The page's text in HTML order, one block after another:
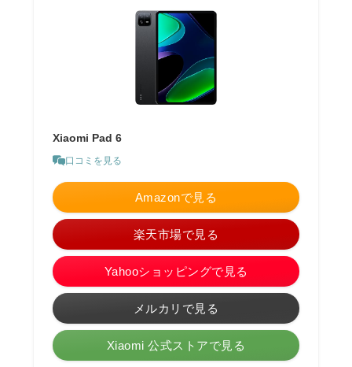
Xiaomi Pad 6
口コミを見る
Amazonで見る
楽天市場で見る
Yahooショッピングで見る
メルカリで見る
Xiaomi 公式ストアで見る